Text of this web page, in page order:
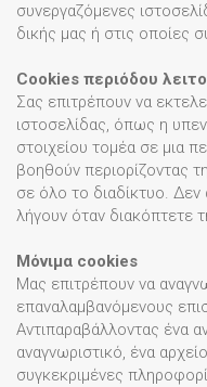
συνεργαζόμενες
δικής μας ή στις οποίες
Cookies περιόδου
Σας επιτρέπουν να
ιστοσελίδας, όπως η
στοιχείου τομέα σε μια
βοηθούν περιορίζοντας
σε όλο το διαδίκτυο. Δεν
λήγουν όταν διακόπτετε
Μόνιμα cookies
Μας επιτρέπουν να
επαναλαμβανόμενους
Αντιπαραβάλλοντας ένα
αναγνωριστικό, ένα
συγκεκριμένες